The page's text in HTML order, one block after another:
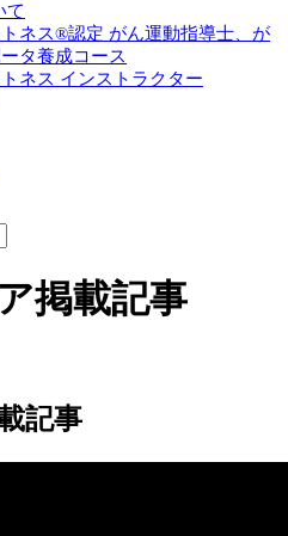
て
ネス®︎認定 がん運動指導士、が
タ養成コース
ネス インストラクター
掲載記事
記事